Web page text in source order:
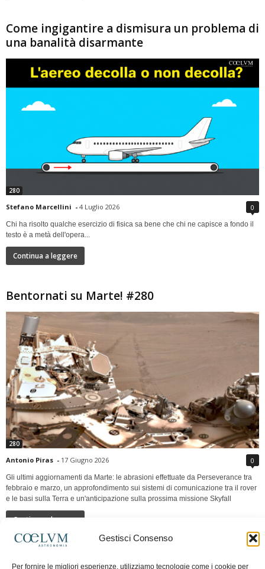
Gestisci Consenso
Per fornire le migliori esperienze, utilizziamo tecnologie come i cookie per
Come ingigantire a dismisura un problema di
una banalità disarmante
280
Stefano Marcellini - 4 Luglio 2026 0
Chi ha risolto qualche esercizio di fisica sa bene che chi ne capisce a fondo il
testo è a metà dell'opera...
Continua a leggere
Bentornati su Marte! #280
280
Antonio Piras - 17 Giugno 2026 0
Gli ultimi aggiornamenti da Marte: le abrasioni effettuate da Perseverance tra
febbraio e marzo, un approfondimento sui sistemi di comunicazione tra il rover
e le basi sulla Terra e un'anticipazione sulla prossima missione Skyfall
Continua a leggere